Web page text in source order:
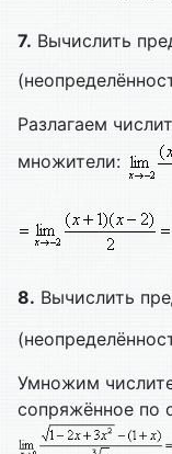
7. Вычислить
Разлагаем
множители:
8. Вычислить
Умножим
сопряжённое по